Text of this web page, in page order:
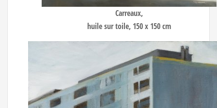
Carreaux,
huile sur toile, 150 x 150 cm